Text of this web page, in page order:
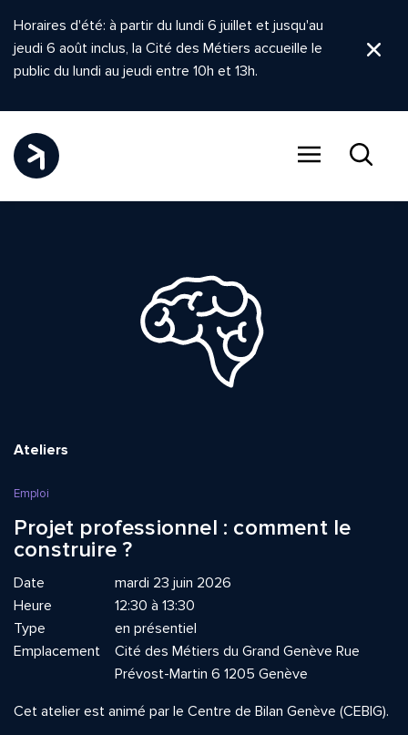
Horaires d'été: à partir du lundi 6 juillet et jusqu'au
jeudi 6 août inclus, la Cité des Métiers accueille le
public du lundi au jeudi entre 10h et 13h.
Ateliers
Emploi
Projet professionnel : comment le
construire ?
Date
mardi 23 juin 2026
Heure
12:30 à 13:30
Type
en présentiel
Emplacement
Cité des Métiers du Grand Genève Rue
Prévost-Martin 6 1205 Genève
Cet atelier est animé par le Centre de Bilan Genève (CEBIG).